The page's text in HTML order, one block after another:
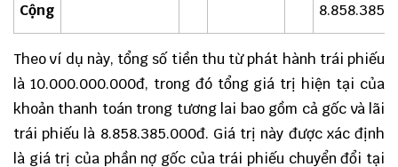
Cộng
Theo ví dụ này, tổng số tiền thu từ phát hành trái phiếu
là 10.000.000.000đ, trong đó tổng giá trị hiện tại của
khoản thanh toán trong tương lai bao gồm cả gốc và lãi
trái phiếu là 8.858.385.000đ. Giá trị này được xác định
là giá trị của phần nợ gốc của trái phiếu chuyển đổi tại